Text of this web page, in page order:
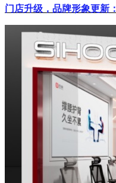
门店升级，品牌形象更新：